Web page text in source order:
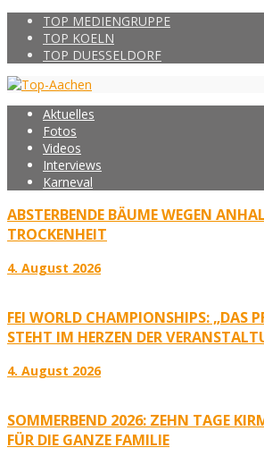
TOP MEDIENGRUPPE
TOP KOELN
TOP DUESSELDORF
Aktuelles
Fotos
Videos
Interviews
Karneval
ABSTERBENDE BÄUME WEGEN
TROCKENHEIT
4. August 2026
FEI WORLD CHAMPIONSHIPS: „DAS
STEHT IM HERZEN DER
4. August 2026
SOMMERBEND 2026: ZEHN TAGE
FÜR DIE GANZE FAMILIE